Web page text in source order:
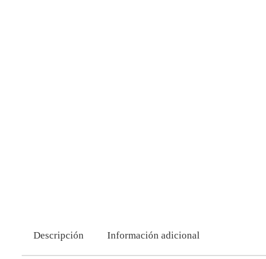
Descripción Información adicional